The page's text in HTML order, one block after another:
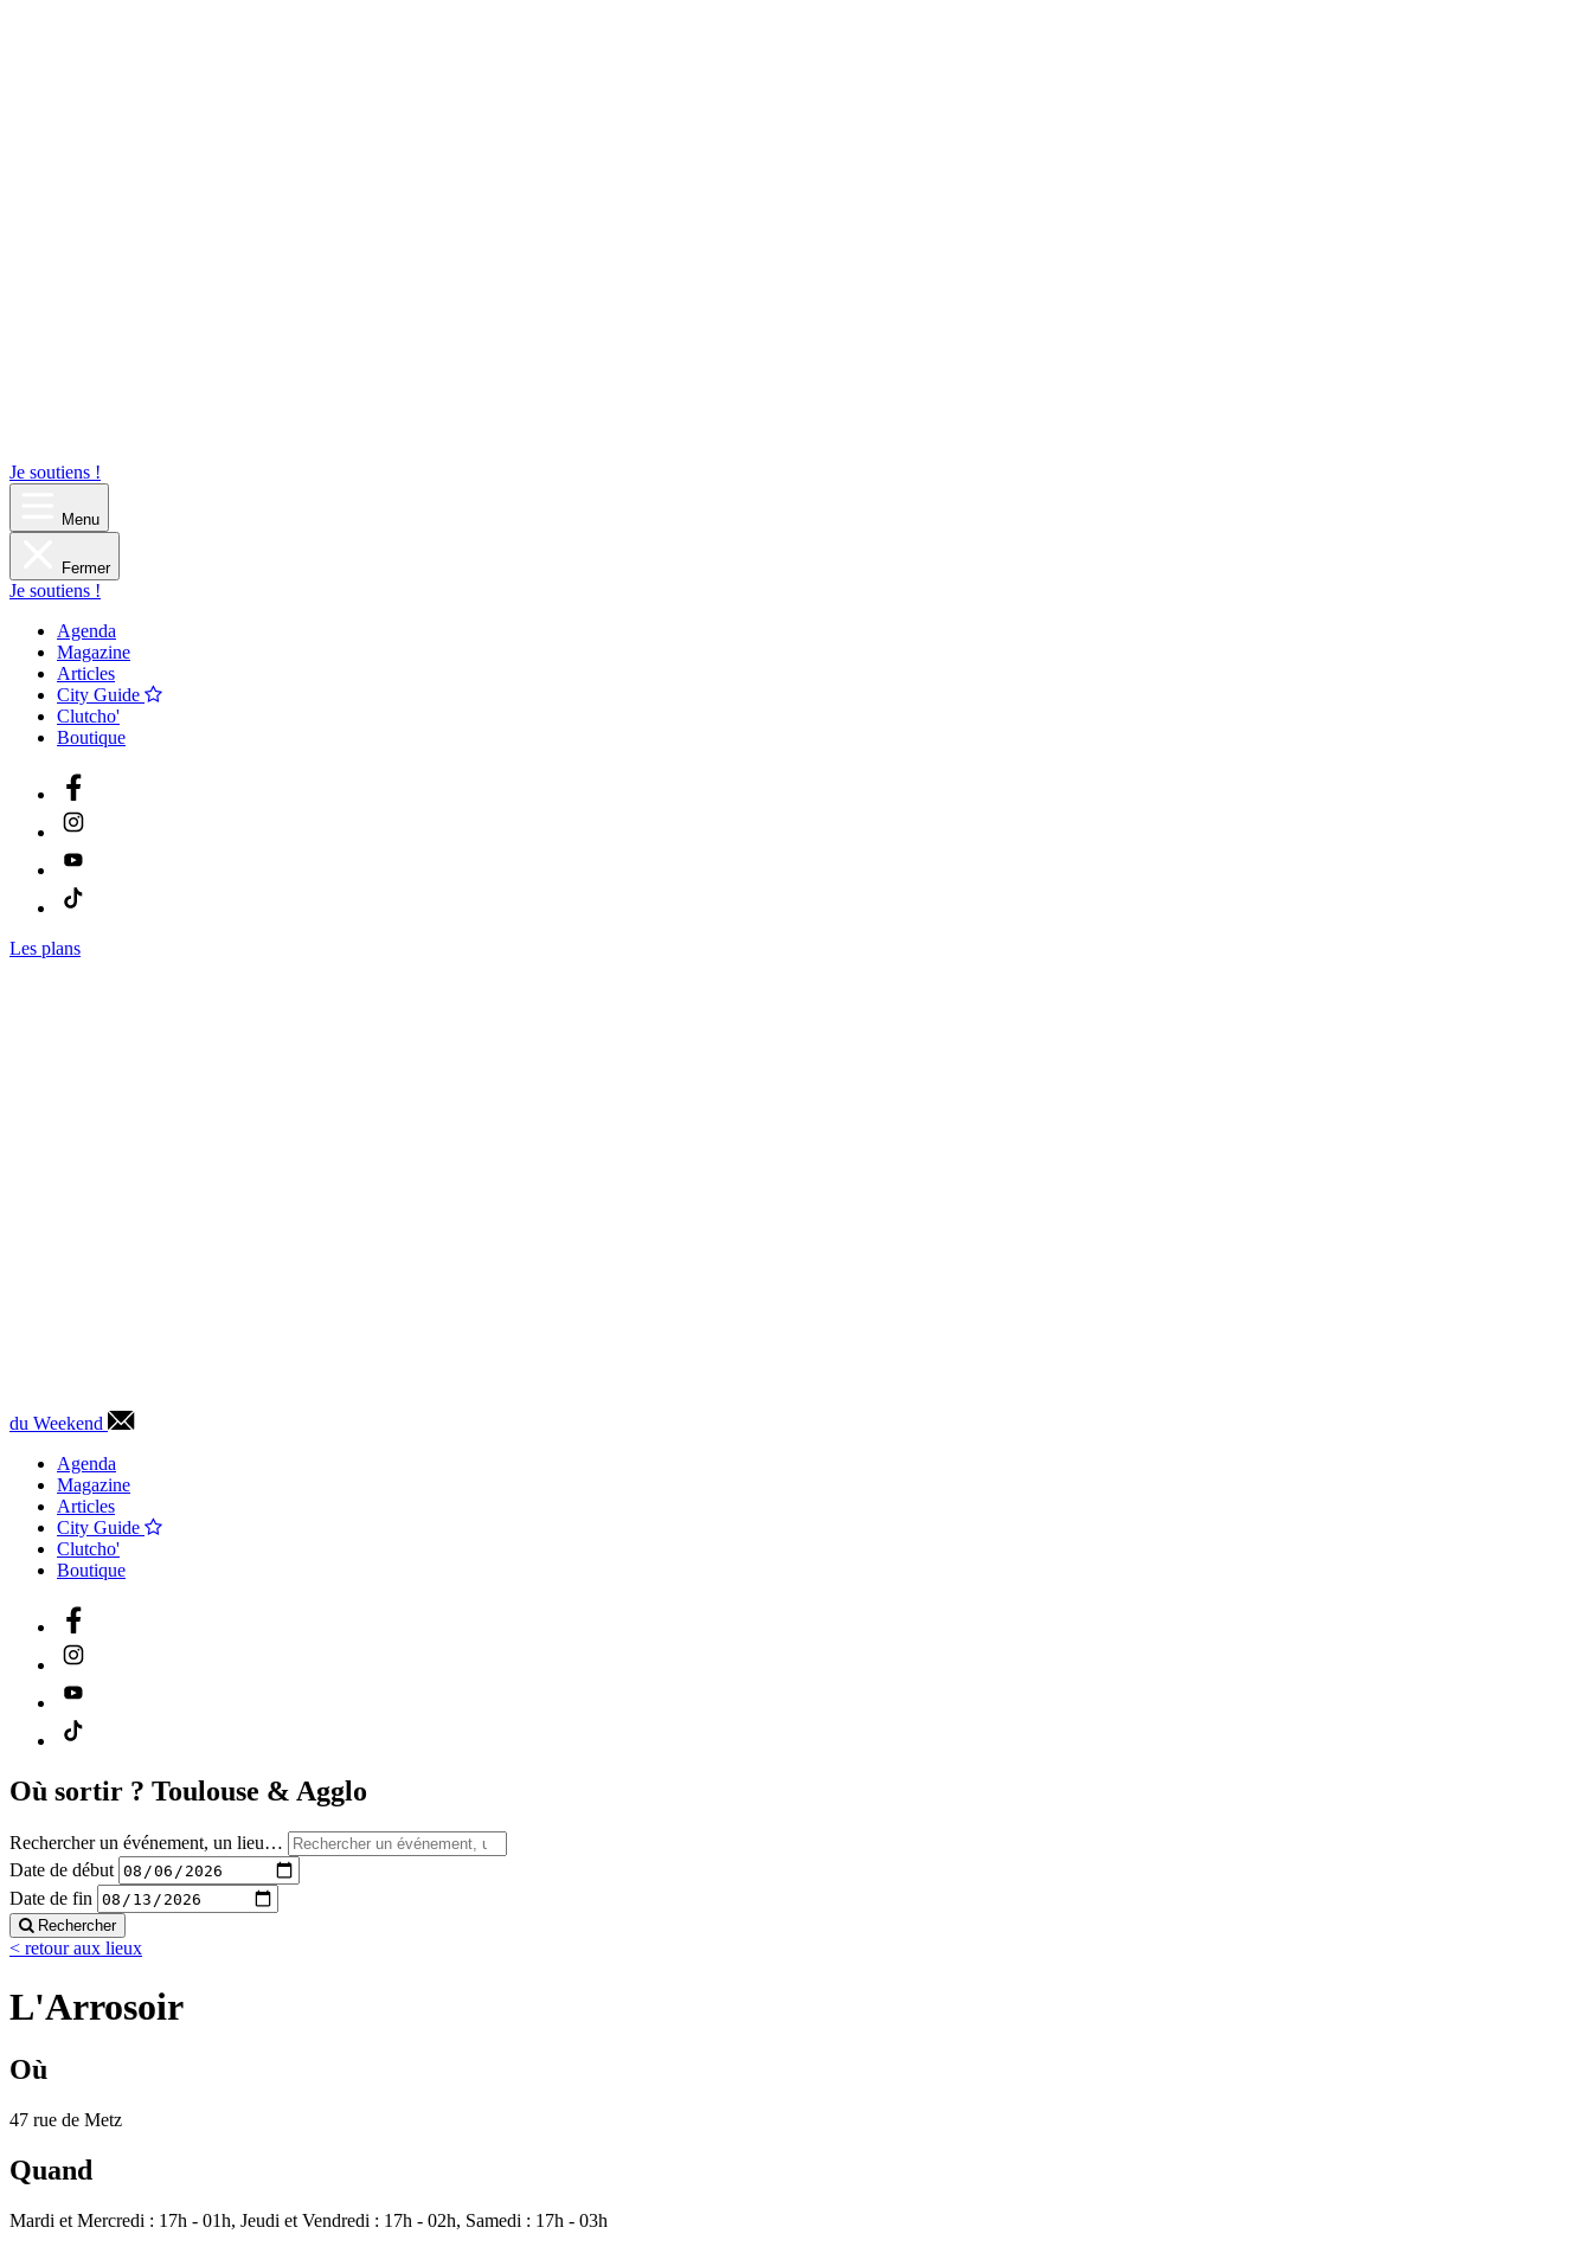
Je soutiens !
Menu
Fermer
Je soutiens !
Agenda
Magazine
Articles
City Guide
Clutcho'
Boutique
Les plans
du Weekend
Agenda
Magazine
Articles
City Guide
Clutcho'
Boutique
Où sortir ? Toulouse & Agglo
Rechercher un événement, un lieu…
Date de début
Date de fin
Rechercher
< retour aux lieux
L'Arrosoir
Où
47 rue de Metz
Quand
Mardi et Mercredi : 17h - 01h, Jeudi et Vendredi : 17h - 02h, Samedi : 17h - 03h